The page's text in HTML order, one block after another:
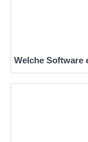
Welche Software